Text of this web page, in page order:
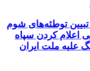
توطئه‌های شوم
اعلام کردن سپاه
علیه ملت ایران